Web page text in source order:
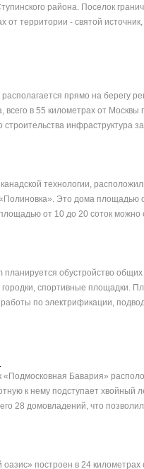
района. Поселок
от территории - святой
прямо на берегу
всего в 55 километрах от
строительства инфраструктура
технологии,
Это дома площадью
от 10 до 20 соток
планируется обустройство
спортивные площадки.
по электрификации,
Бавария»
к нему подступает
28 домовладений, что
построен в 24